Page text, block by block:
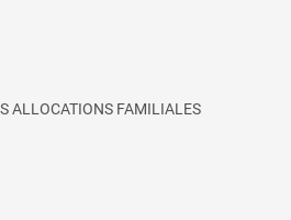
ALLOCATIONS FAMILIALES